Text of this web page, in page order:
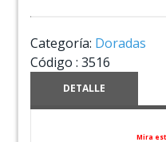
Categoría: Doradas
Código : 3516
DETALLE
Mira